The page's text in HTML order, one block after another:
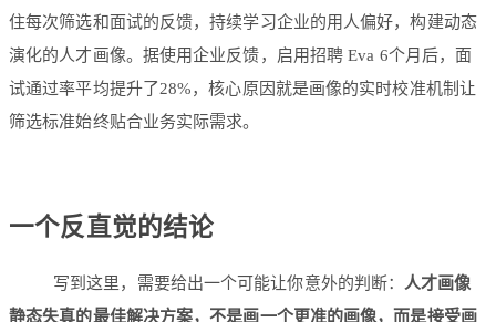
住每次筛选和面试的反馈，持续学习企业的用人偏好，构建动态
演化的人才画像。据使用企业反馈，启用招聘 Eva 6个月后，面
试通过率平均提升了28%，核心原因就是画像的实时校准机制让
筛选标准始终贴合业务实际需求。
一个反直觉的结论
写到这里，需要给出一个可能让你意外的判断：
人才画像
静态失真的最佳解决方案，不是画一个更准的画像，而是接受画